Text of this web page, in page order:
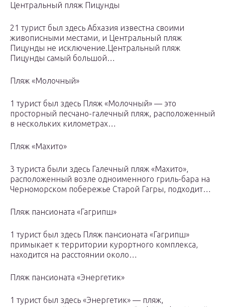
Центральный пляж Пицунды
21 турист был здесь Абхазия известна своими
живописными местами, и Центральный пляж
Пицунды не исключение.Центральный пляж
Пицунды самый большой…
Пляж «Молочный»
1 турист был здесь Пляж «Молочный» — это
просторный песчано-галечный пляж, расположенный
в нескольких километрах…
Пляж «Махито»
3 туристa были здесь Галечный пляж «Махито»,
расположенный возле одноименного гриль-бара на
Черноморском побережье Старой Гагры, подходит…
Пляж пансионата «Гагрипш»
1 турист был здесь Пляж пансионата «Гагрипш»
примыкает к территории курортного комплекса,
находится на расстоянии около…
Пляж пансионата «Энергетик»
1 турист был здесь «Энергетик» — пляж,